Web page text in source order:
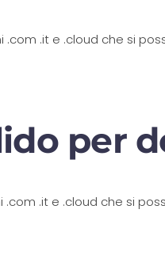
.it e .cloud che si
per
.it e .cloud che si